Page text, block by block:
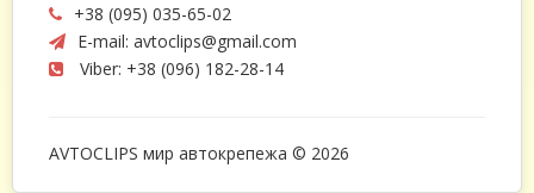
+38 (095) 035-65-02
E-mail: avtoclips@gmail.com
Viber: +38 (096) 182-28-14
AVTOCLIPS мир автокрепежа © 2026